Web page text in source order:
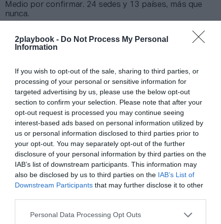
2playbook - Do Not Process My Personal
Information
If you wish to opt-out of the sale, sharing to third parties, or
processing of your personal or sensitive information for
targeted advertising by us, please use the below opt-out
section to confirm your selection. Please note that after your
opt-out request is processed you may continue seeing
interest-based ads based on personal information utilized by
us or personal information disclosed to third parties prior to
your opt-out. You may separately opt-out of the further
disclosure of your personal information by third parties on the
IAB’s list of downstream participants. This information may
also be disclosed by us to third parties on the IAB’s List of
Downstream Participants that may further disclose it to other
Personal Data Processing Opt Outs
Medio por confirmar. 24 sedes y 13 países, más que
nunca.
inversores.
La Federación Internacional de Pádel
(FIP) alcanzó esta semana un acuerdo estratégico
al margen del WPT. En concreto, el ente regulador ha
firmado una alianza con Qatar Sports Investments
(QSI), fondo del dueño del club parisino, que dará lugar
a un nuevo tour internacional que contará con la
inversión del dueño del PSG.
El acuerdo cuenta con el visto bueno de la
Asociación de Jugadores Profesionales (PPA),
liderada por Alejandro Galán y de la que forman parte
los mejores jugadores del circuito WPT. He aquí el
punto de fricción, ya que el World Padel Tour tiene un
acuerdo de exclusividad con los jugadores hasta 2023,
lo que choca de lleno con los planes del nuevo circuito
de la FIP, que empezará con al menos diez torneos